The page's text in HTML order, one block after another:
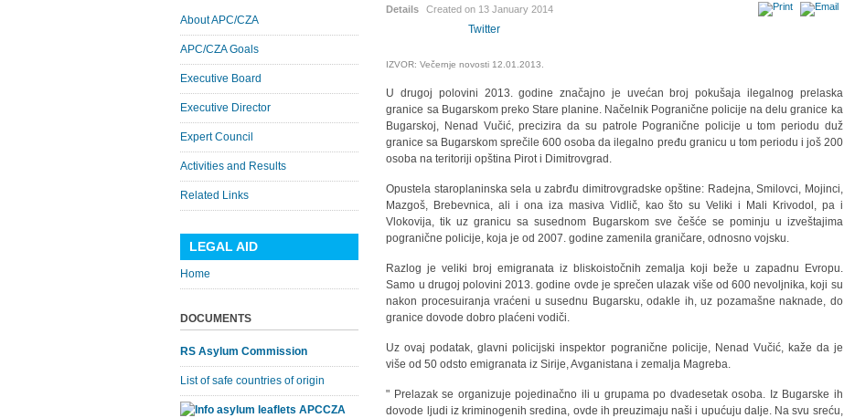
Details Created on 13 January 2014
Twitter
IZVOR: Večernje novosti 12.01.2013.
U drugoj polovini 2013. godine značajno je uvećan broj pokušaja ilegalnog prelaska
granice sa Bugarskom preko Stare planine. Načelnik Pogranične policije na delu granice ka
Bugarskoj, Nenad Vučić, precizira da su patrole Pogranične policije u tom periodu duž
granice sa Bugarskom sprečile 600 osoba da ilegalno pređu granicu u tom periodu i još 200
osoba na teritoriji opština Pirot i Dimitrovgrad.
Opustela staroplaninska sela u zabrđu dimitrovgradske opštine: Radejna, Smilovci, Mojinci,
Mazgoš, Brebevnica, ali i ona iza masiva Vidlič, kao što su Veliki i Mali Krivodol, pa i
Vlokovija, tik uz granicu sa susednom Bugarskom sve češće se pominju u izveštajima
pogranične policije, koja je od 2007. godine zamenila graničare, odnosno vojsku.
Razlog je veliki broj emigranata iz bliskoistočnih zemalja koji beže u zapadnu Evropu.
Samo u drugoj polovini 2013. godine ovde je sprečen ulazak više od 600 nevoljnika, koji su
nakon procesuiranja vraćeni u susednu Bugarsku, odakle ih, uz pozamašne naknade, do
granice dovode dobro plaćeni vodiči.
Uz ovaj podatak, glavni policijski inspektor pogranične policije, Nenad Vučić, kaže da je
više od 50 odsto emigranata iz Sirije, Avganistana i zemalja Magreba.
" Prelazak se organizuje pojedinačno ili u grupama po dvadesetak osoba. Iz Bugarske ih
dovode ljudi iz kriminogenih sredina, ovde ih preuzimaju naši i upućuju dalje. Na svu sreću,
About APC/CZA
APC/CZA Goals
Executive Board
Executive Director
Expert Council
Activities and Results
Related Links
LEGAL AID
Home
DOCUMENTS
RS Asylum Commission
List of safe countries of origin